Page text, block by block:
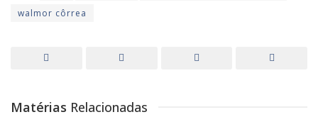
walmor côrrea
Matérias Relacionadas